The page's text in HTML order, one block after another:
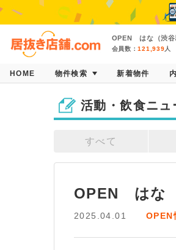
OPEN はな（渋谷
会員数：121,939人
HOME 物件検索 新着物件
活動・飲食ニュ
すべて
OPEN　はな
2025.04.01 OPEN